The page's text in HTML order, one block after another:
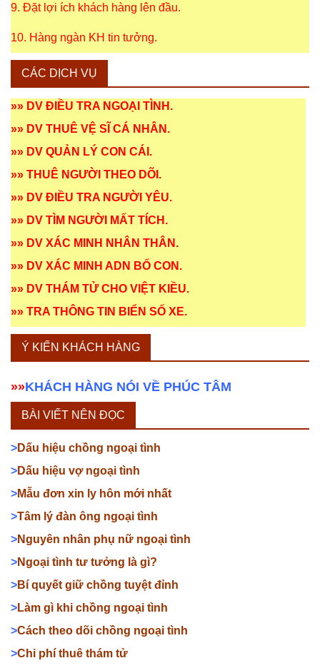
9. Đặt lợi ích khách hàng lên đầu.
10. Hàng ngàn KH tin tưởng.
CÁC DỊCH VỤ
»» DV ĐIỀU TRA NGOẠI TÌNH .
»» DV THUÊ VỆ SĨ CÁ NHÂN .
»» DV QUẢN LÝ CON CÁI .
»» THUÊ NGƯỜI THEO DÕI .
»» DV ĐIỀU TRA NGƯỜI YÊU.
»» DV TÌM NGƯỜI MẤT TÍCH .
»» DV XÁC MINH NHÂN THÂN .
»» DV XÁC MINH ADN BỐ CON .
»» DV THÁM TỬ CHO VIỆT KIỀU.
»» TRA THÔNG TIN BIỂN SỐ XE.
Ý KIẾN KHÁCH HÀNG
»»KHÁCH HÀNG NÓI VỀ PHÚC TÂM
BÀI VIẾT NÊN ĐỌC
>Dấu hiệu chồng ngoại tình
>Dấu hiệu vợ ngoại tình
>Mẫu đơn xin ly hôn mới nhất
>Tâm lý đàn ông ngoại tình
>Nguyên nhân phụ nữ ngoại tình
>Ngoại tình tư tưởng là gì?
>Bí quyết giữ chồng tuyệt đỉnh
>Làm gì khi chồng ngoại tình
>Cách theo dõi chồng ngoại tình
>Chi phí thuê thám tử